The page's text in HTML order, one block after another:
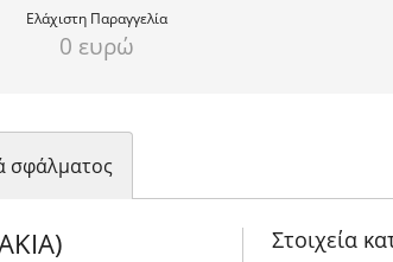
Ελάχιστη Παραγγελία
0 ευρώ
σφάλματος
Στοιχεία